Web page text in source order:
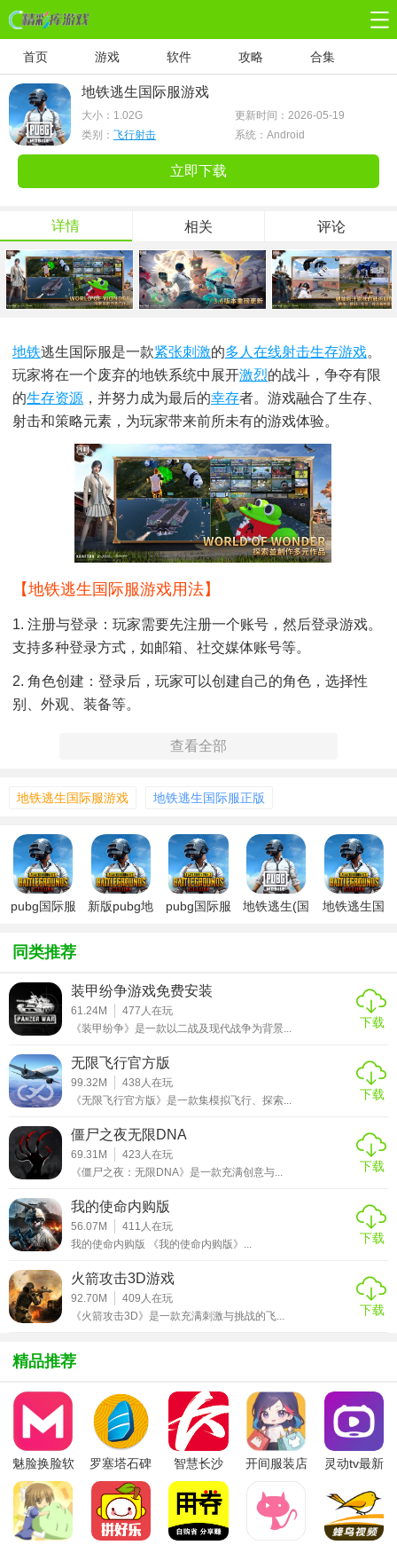
首页 游戏 软件 攻略 合集
地铁逃生国际服游戏
大小： 1.02G
更新时间：2026-05-19
类别： 飞行射击 系统：Android
立即下载
详情 相关 评论
地铁逃生国际服是一款紧张刺激的多人在线射击生存游戏。
玩家将在一个废弃的地铁系统中展开激烈的战斗，争夺有限
的生存资源 ，并努力成为最后的幸存者。游戏融合了生存、
射击和策略元素，为玩家带来前所未有的游戏体验。
【地铁逃生国际服游戏用法】
1. 注册与登录：玩家需要先注册一个账号，然后登录游戏。
支持多种登录方式，如邮箱、社交媒体账号等。
2. 角色创建：登录后，玩家可以创建自己的角色，选择性
别、外观、装备等。
3. 匹配与进入游戏：选择游戏模式后，系统将自动为玩家匹
1. 真实场景还原：游戏采用了先进的3D技术，将地铁系统的
每一个角落都还原得栩栩如生，为玩家带来沉浸式的游戏体
验。
选择。每种装备都有其独特的属性和效果，玩家可以根据自
己的战斗风格进行搭配。
3. 多样化游戏模式：除了传统的生存模式外，游戏还提供了
团队竞技、夺旗战等多种游戏模式，满足不同玩家的需求。
4. 社交互动功能：玩家可以与队友进行实时语音交流，共同
制定战术。同时，游戏还提供了好友系统、公会系统等社交
【地铁逃生国际服游戏攻略】
置。这有助于玩家在战斗中快速找到掩护，避免被敌人发
现。
2. 合理搭配装备：根据游戏模式和战斗环境，选择合适的武
器和防具。例如，在狭窄的地铁隧道中，近战武器可能更实
用。
3. 保持警惕：在游戏中，时刻保持警惕是非常重要的。注意
4. 与队友配合：在团队竞技或生存模式中，与队友保持良好
的配合是获胜的关键。通过实时语音交流，共同制定战术和
行动计划。
5. 利用道具和资源：游戏中有很多道具和资源可以利用，如
医疗包、弹药箱等。合理使用这些道具可以帮助玩家在战斗
中取得优势。
查看全部
地铁逃生国际服游戏 地铁逃生国际服正版
pubg国际服
验服
新版pubg地
pubg国际服
地铁逃生(国
地铁逃生国
同类推荐
装甲纷争游戏免费安装
61.24M 477 人在玩
《装甲纷争》是一款以二战及现代战争为背景...
下载
无限飞行官方版
99.32M 438 人在玩
《无限飞行官方版》是一款集模拟飞行、探索...
下载
僵尸之夜无限DNA
69.31M 423 人在玩
《僵尸之夜：无限DNA》是一款充满创意与...
下载
我的使命内购版
56.07M 411 人在玩
我的使命内购版 《我的使命内购版》...
下载
火箭攻击3D游戏
92.70M 409 人在玩
《火箭攻击3D》是一款充满刺激与挑战的飞...
下载
精品推荐
魅脸换脸软
件
罗塞塔石碑
安卓版
智慧长沙
app
开间服装店
灵动tv最新